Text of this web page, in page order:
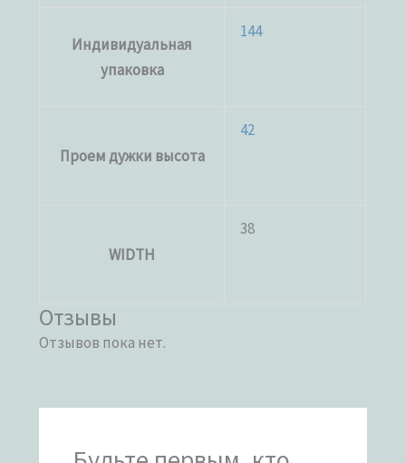
Индивидуальная
упаковка
144
Проем дужки высота
42
WIDTH
38
Отзывы
Отзывов пока нет.